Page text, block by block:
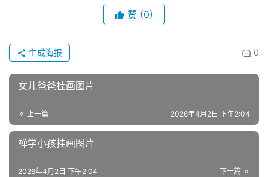
赞 (0)
0
生成海报
女儿爸爸挂画图片
上一篇 2026年4月2日 下午2:04
禅学小孩挂画图片
下一篇
2026年4月2日 下午2:04